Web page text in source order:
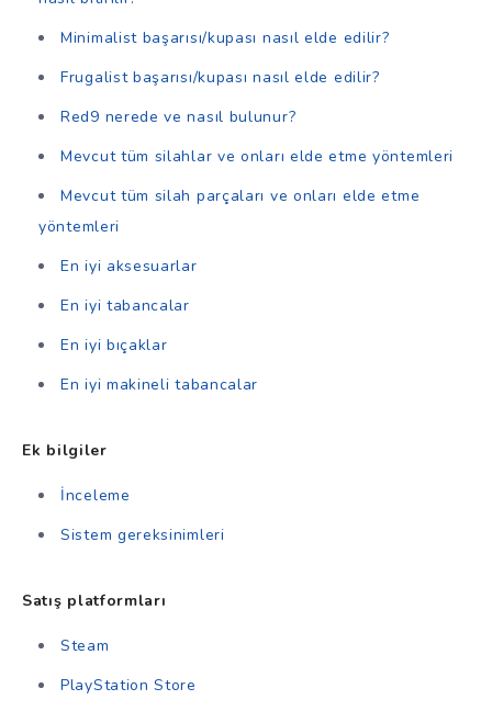
Minimalist başarısı/kupası nasıl elde edilir?
Frugalist başarısı/kupası nasıl elde edilir?
Red9 nerede ve nasıl bulunur?
Mevcut tüm silahlar ve onları elde etme yöntemleri
Mevcut tüm silah parçaları ve onları elde etme
yöntemleri
En iyi aksesuarlar
En iyi tabancalar
En iyi bıçaklar
En iyi makineli tabancalar
Ek bilgiler
İnceleme
Sistem gereksinimleri
Satış platformları
Steam
PlayStation Store